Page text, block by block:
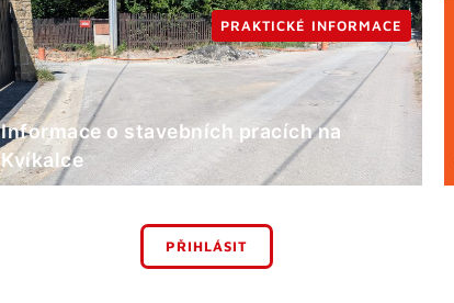
Informace o stavebních pracích na
Kvíkalce
PRAKTICKÉ INFORMACE
PŘIHLÁSIT